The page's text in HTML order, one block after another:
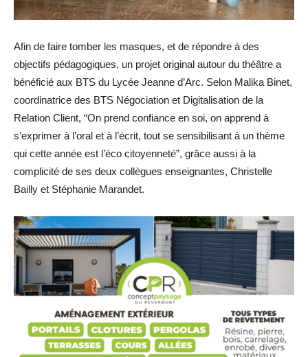
Afin de faire tomber les masques, et de répondre à des
objectifs pédagogiques, un projet original autour du théâtre a
bénéficié aux BTS du Lycée Jeanne d’Arc. Selon Malika Binet,
coordinatrice des BTS Négociation et Digitalisation de la
Relation Client, “On prend confiance en soi, on apprend à
s’exprimer à l’oral et à l’écrit, tout se sensibilisant à un thème
qui cette année est l’éco citoyenneté”, grâce aussi à la
complicité de ses deux collègues enseignantes, Christelle
Bailly et Stéphanie Marandet.